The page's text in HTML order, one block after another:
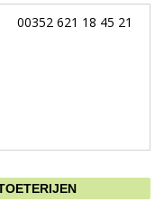
00352 621 18 45 21